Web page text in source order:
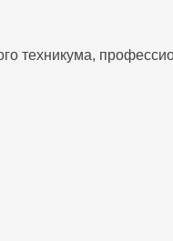
техникума,